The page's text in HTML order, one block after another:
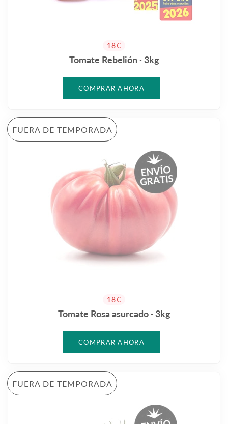
Tomate Rebelión · 3kg
PRECIO HABITUAL
18€
FUERA DE TEMPORADA
Tomate Rosa asurcado · 3kg
PRECIO HABITUAL
18€
FUERA DE TEMPORADA